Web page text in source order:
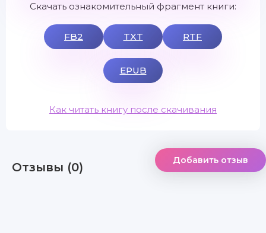
Скачать ознакомительный фрагмент книги:
FB2 TXT RTF
EPUB
Как читать книгу после скачивания
Отзывы (0) Добавить отзыв